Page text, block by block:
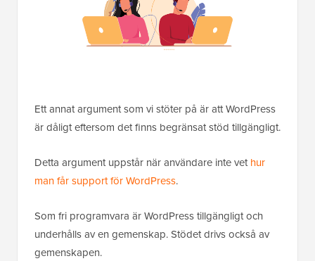
Ett annat argument som vi stöter på är att WordPress
är dåligt eftersom det finns begränsat stöd tillgängligt.
Detta argument uppstår när användare inte vethur
man får support för WordPress.
Som fri programvara är WordPress tillgängligt och
underhålls av en gemenskap. Stödet drivs också av
gemenskapen.